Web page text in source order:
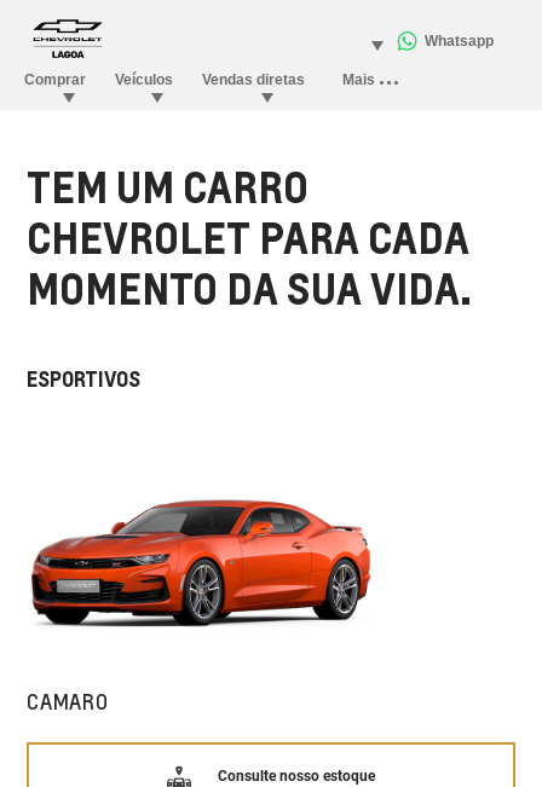
TEM UM CARRO
CHEVROLET PARA CADA
MOMENTO DA SUA VIDA.
ESPORTIVOS
CAMARO
Consulte nosso estoque